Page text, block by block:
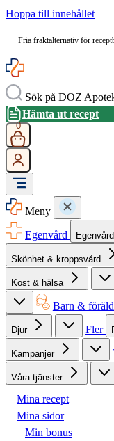
Hoppa till innehållet
Fria fraktalternativ för
Sök på DOZ
Hämta ut recept
0
Meny
Egenvård
Egenvård
Skönhet & kroppsvård
Kost & hälsa
Barn &
Djur Fler
Kampanjer
Våra tjänster
Mina recept
Mina sidor
Min bonus